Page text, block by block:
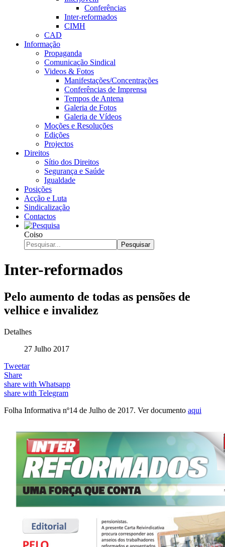
Conferências
Inter-reformados
CIMH
CAD
Informação
Propaganda
Comunicação Sindical
Videos & Fotos
Manifestações/Concentrações
Conferências de Imprensa
Tempos de Antena
Galeria de Fotos
Galeria de Vídeos
Moções e Resoluções
Edições
Projectos
Direitos
Sítio dos Direitos
Segurança e Saúde
Igualdade
Posições
Acção e Luta
Sindicalização
Contactos
Coiso
Pesquisar
Inter-reformados
Pelo aumento de todas as pensões de
velhice e invalidez
Detalhes
27 Julho 2017
Tweetar
Share
share with Whatsapp
share with Telegram
Folha Informativa nº14 de Julho de 2017. Ver documento aqui